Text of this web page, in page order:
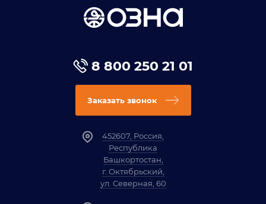
8 800 250 21 01
Заказать звонок
452607, Россия,
Республика
Башкортостан,
г. Октябрьский,
ул. Северная, 60